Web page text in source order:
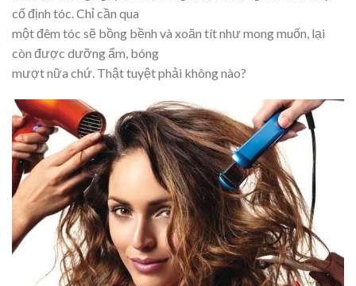
cố định tóc. Chỉ cần qua
một đêm tóc sẽ bồng bềnh và xoăn tít như mong muốn, lại
còn được dưỡng ẩm, bóng
mượt nữa chứ. Thật tuyệt phải không nào?